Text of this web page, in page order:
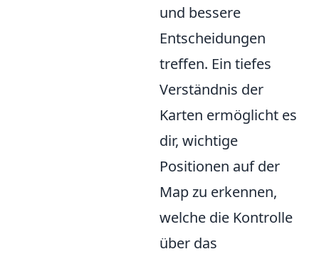
und bessere
Entscheidungen
treffen. Ein tiefes
Verständnis der
Karten ermöglicht es
dir, wichtige
Positionen auf der
Map zu erkennen,
welche die Kontrolle
über das